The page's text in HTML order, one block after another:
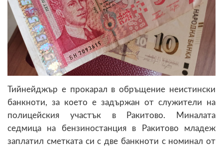
Тийнейджър е прокарал в обръщение неистински
банкноти, за което е задържан от служители на
полицейския участък в Ракитово. Миналата
седмица на бензиностанция в Ракитово младеж
заплатил сметката си с две банкноти с номинал от